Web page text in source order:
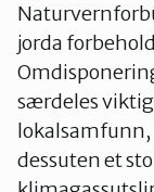
jorda
særdeles
dessuten et